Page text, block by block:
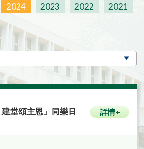
2024 2023 2022
2021
建堂頌主恩」同樂日
詳情+